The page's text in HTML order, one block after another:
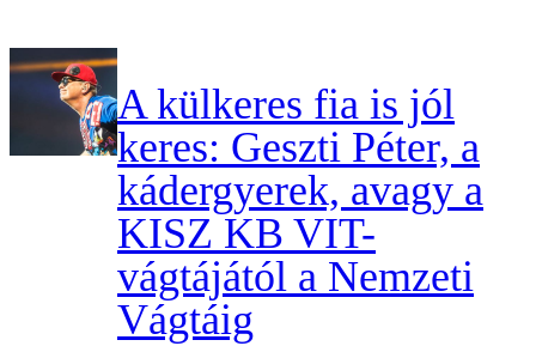
A külkeres fia is jól
keres: Geszti Péter, a
kádergyerek, avagy a
KISZ KB VIT-
vágtájától a Nemzeti
Vágtáig